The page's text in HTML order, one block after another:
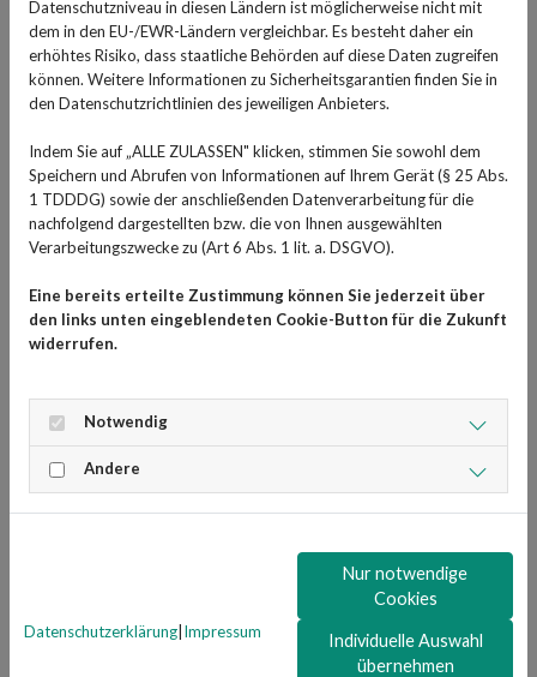
Fehlhaltungen
Eine schlechte Haltung, insbesondere über längere Zeit,
kann die Struktur der Halswirbelsäule beeinflussen und
Zum Beispiel können langes Sitzen in einer ungesunden
Position am Schreibtisch oder beim Arbeiten am
Computer die Muskulatur überlasten. Ein weiterer
gebeugte Haltung im Nacken durch das
Herunterschauen aufs Smartphone kann nicht nur zu
sondern mit der Zeit auch Verformungen der
Nackenwirbelsäule verursachen. Auch nachts kann man
Wirbelsäule belastet.
Datenschutzniveau in diesen Ländern ist möglicherweise nicht mit
dem in den EU-/EWR-Ländern vergleichbar. Es besteht daher ein
erhöhtes Risiko, dass staatliche Behörden auf diese Daten zugreifen
können. Weitere Informationen zu Sicherheitsgarantien finden Sie in
den Datenschutzrichtlinien des jeweiligen Anbieters.
Indem Sie auf „ALLE ZULASSEN" klicken, stimmen Sie sowohl dem
Speichern und Abrufen von Informationen auf Ihrem Gerät (§ 25 Abs.
1 TDDDG) sowie der anschließenden Datenverarbeitung für die
nachfolgend dargestellten bzw. die von Ihnen ausgewählten
Verarbeitungszwecke zu (Art 6 Abs. 1 lit. a. DSGVO).
Eine bereits erteilte Zustimmung können Sie jederzeit über
den links unten eingeblendeten Cookie-Button für die Zukunft
widerrufen.
Notwendig
Andere
Datenschutzerklärung|Impressum
Nur notwendige
Cookies
Individuelle Auswahl
übernehmen